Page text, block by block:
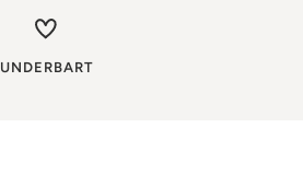
UNDERBART